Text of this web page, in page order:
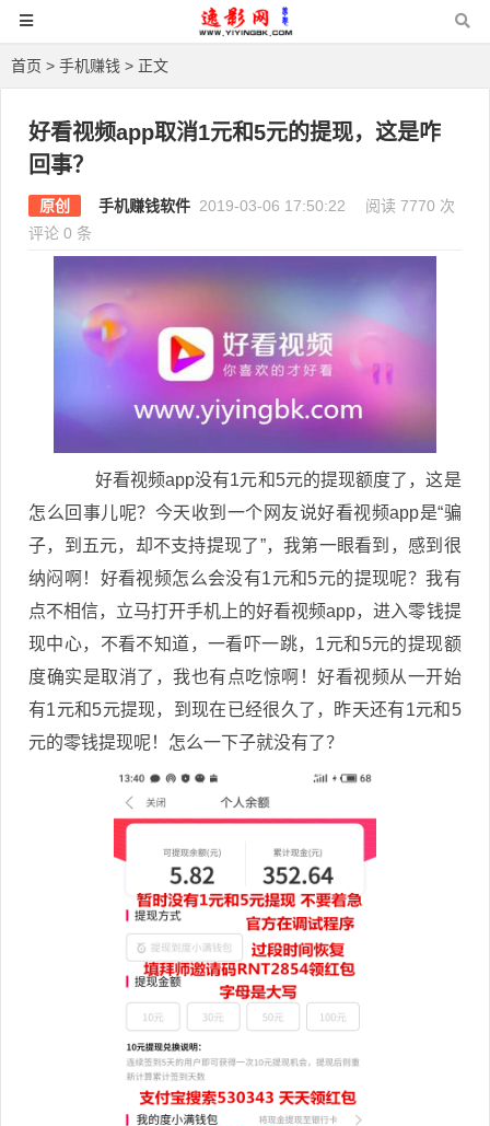
首页 > 手机赚钱 > 正文
好看视频app取消1元和5元的提现，这是咋
回事？
原创 手机赚钱软件 2019-03-06 17:50:22
阅读 7770 次
评论 0 条
好看视频app没有1元和5元的提现额度了，这是
怎么回事儿呢？今天收到一个网友说好看视频app是“骗
子，到五元，却不支持提现了”，我第一眼看到，感到很
纳闷啊！好看视频怎么会没有1元和5元的提现呢？我有
点不相信，立马打开手机上的好看视频app，进入零钱提
现中心，不看不知道，一看吓一跳，1元和5元的提现额
度确实是取消了，我也有点吃惊啊！好看视频从一开始
有1元和5元提现，到现在已经很久了，昨天还有1元和5
元的零钱提现呢！怎么一下子就没有了？